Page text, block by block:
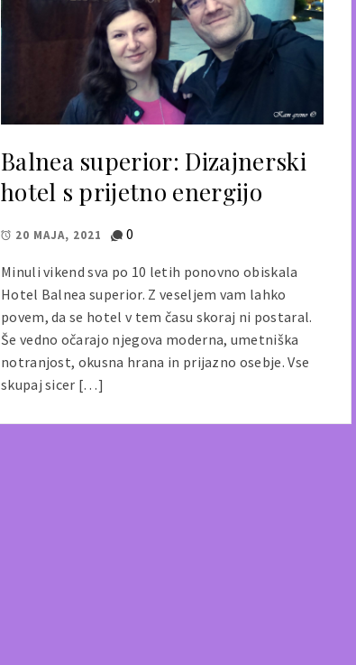
Balnea superior: Dizajnerski
hotel s prijetno energijo
20 MAJA, 2021 0
Minuli vikend sva po 10 letih ponovno obiskala
Hotel Balnea superior. Z veseljem vam lahko
povem, da se hotel v tem času skoraj ni postaral.
Še vedno očarajo njegova moderna, umetniška
notranjost, okusna hrana in prijazno osebje. Vse
skupaj sicer […]